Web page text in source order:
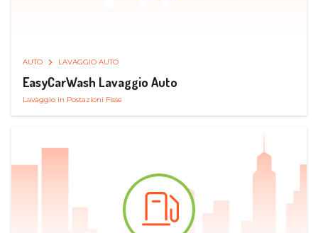
AUTO LAVAGGIO AUTO
EasyCarWash Lavaggio Auto
Lavaggio in Postazioni Fisse